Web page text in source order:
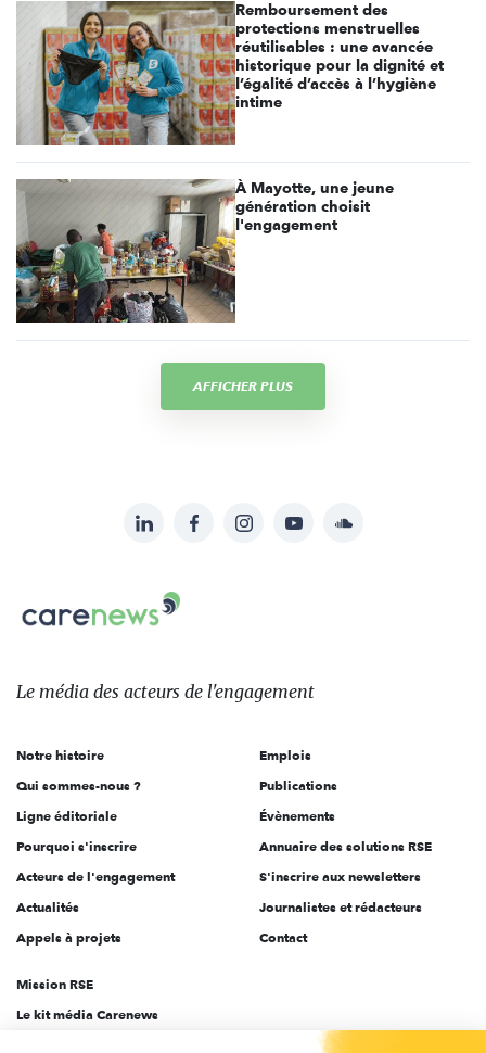
Remboursement des
protections menstruelles
réutilisables : une avancée
historique pour la dignité et
l’égalité d’accès à l’hygiène
intime
À Mayotte, une jeune
génération choisit
l'engagement
AFFICHER PLUS
sur:
LinkedInFacebookInstagramYouTubeSoundcloud
Le
des
l'engagement
Le média des acteurs de l'engagement
Notre histoire
Qui sommes-nous ?
Ligne éditoriale
Pourquoi s'inscrire
Acteurs de l'engagement
Actualités
Appels à projets
Emplois
Publications
Évènements
Annuaire des solutions RSE
S'inscrire aux newsletters
Journalistes et rédacteurs
Contact
Mission RSE
Le kit média Carenews